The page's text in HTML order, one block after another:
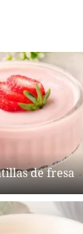
de fresa